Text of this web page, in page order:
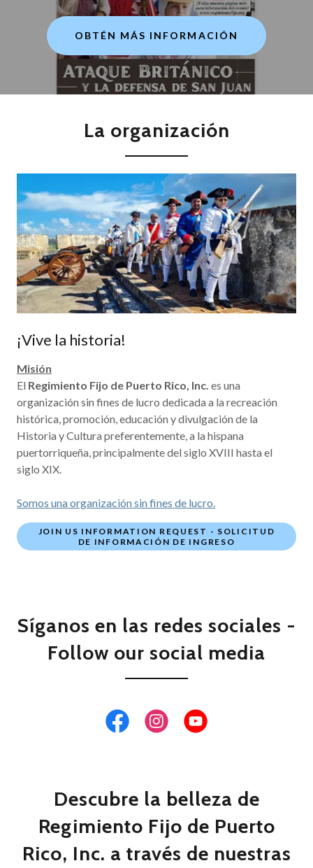
OBTÉN MÁS INFORMACIÓN
La organización
¡Vive la historia!
Misión
El Regimiento Fijo de Puerto Rico, Inc. es una
organización sin fines de lucro dedicada a la recreación
histórica, promoción, educación y divulgación de la
Historia y Cultura preferentemente, a la hispana
puertorriqueña, principalmente del siglo XVIII hasta el
siglo XIX.
Somos una organización sin fines de lucro.
JOIN US INFORMATION REQUEST - SOLICITUD
DE INFORMACIÓN DE INGRESO
Síganos en las redes sociales -
Follow our social media
Descubre la belleza de
Regimiento Fijo de Puerto
Rico, Inc. a través de nuestras